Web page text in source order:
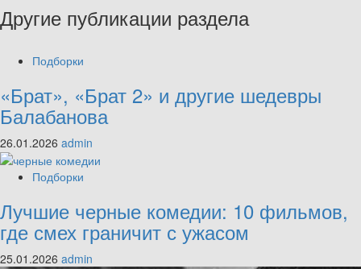
Другие публикации раздела
Подборки
«Брат», «Брат 2» и другие шедевры
Балабанова
26.01.2026 admin
Подборки
Лучшие черные комедии: 10 фильмов,
где смех граничит с ужасом
25.01.2026 admin